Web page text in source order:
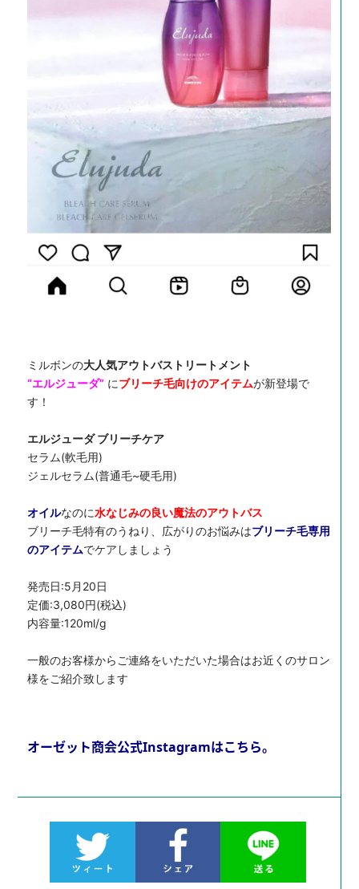
ミルボンの大人気アウトバストリートメント
“エルジューダ” にブリーチ毛向けのアイテムが新登場で
す！
エルジューダ ブリーチケア
セラム(軟毛用)
ジェルセラム(普通毛~硬毛用)
オイルなのに水なじみの良い魔法のアウトバス
ブリーチ毛特有のうねり、広がりのお悩みはブリーチ毛専用
のアイテムでケアしましょう
発売日:5月20日
定価:3,080円(税込)
内容量:120ml/g
一般のお客様からご連絡をいただいた場合はお近くのサロン
様をご紹介致します
オーゼット商会公式Instagramはこちら。